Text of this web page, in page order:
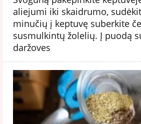
aliejumi iki skaidrumo,
minučių į keptuvę suberkite
susmulkintų žolelių. Į puodą
daržoves